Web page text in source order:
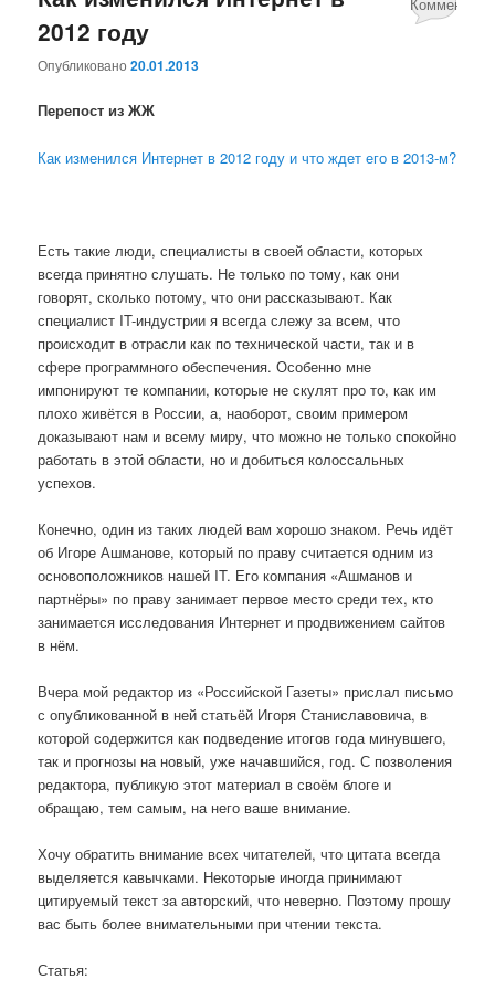
2012 году
Опубликовано20.01.2013
Перепост из ЖЖ
Как изменился Интернет в 2012 году и что ждет его в 2013-м?
Есть такие люди, специалисты в своей области, которых
всегда принятно слушать. Не только по тому, как они
говорят, сколько потому, что они рассказывают. Как
специалист IT-индустрии я всегда слежу за всем, что
происходит в отрасли как по технической части, так и в
сфере программного обеспечения. Особенно мне
импонируют те компании, которые не скулят про то, как им
плохо живётся в России, а, наоборот, своим примером
доказывают нам и всему миру, что можно не только спокойно
работать в этой области, но и добиться колоссальных
успехов.
Конечно, один из таких людей вам хорошо знаком. Речь идёт
об Игоре Ашманове, который по праву считается одним из
основоположников нашей IT. Его компания «Ашманов и
партнёры» по праву занимает первое место среди тех, кто
занимается исследования Интернет и продвижением сайтов
в нём.
Вчера мой редактор из «Российской Газеты» прислал письмо
с опубликованной в ней статьёй Игоря Станиславовича, в
которой содержится как подведение итогов года минувшего,
так и прогнозы на новый, уже начавшийся, год. С позволения
редактора, публикую этот материал в своём блоге и
обращаю, тем самым, на него ваше внимание.
Хочу обратить внимание всех читателей, что цитата всегда
выделяется кавычками. Некоторые иногда принимают
цитируемый текст за авторский, что неверно. Поэтому прошу
вас быть более внимательными при чтении текста.
Статья: